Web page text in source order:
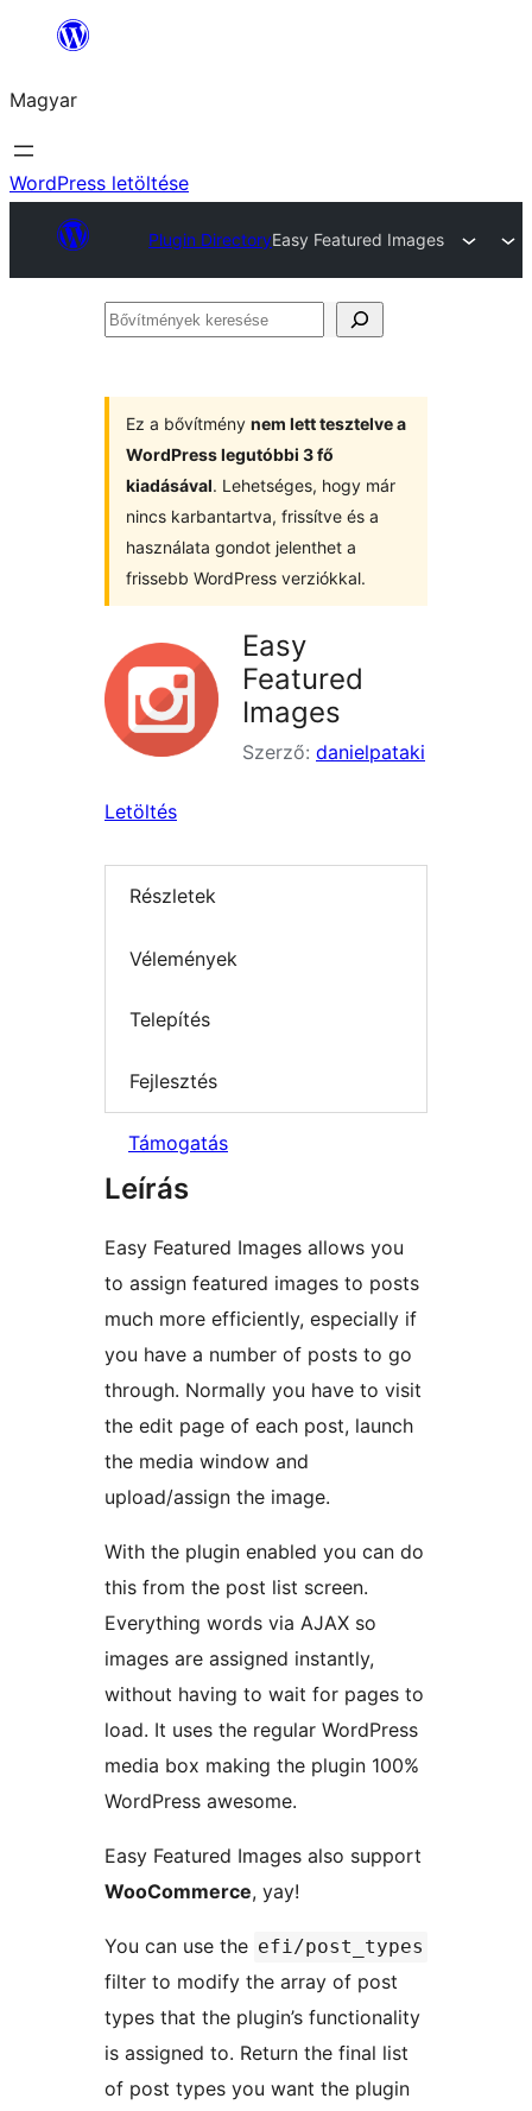
Ugrás
tartalomhoz
Magyar
WordPress letöltése
Plugin DirectoryEasy Featured Images
Bővítmények
Ez a bővítmény nem lett tesztelve a
WordPress legutóbbi 3 fő
kiadásával. Lehetséges, hogy már
nincs karbantartva, frissítve és a
használata gondot jelenthet a
frissebb WordPress verziókkal.
Easy
Featured
Images
Szerző: danielpataki
Letöltés
Részletek
Vélemények
Telepítés
Fejlesztés
Támogatás
Leírás
Easy Featured Images allows you
to assign featured images to posts
much more efficiently, especially if
you have a number of posts to go
through. Normally you have to visit
the edit page of each post, launch
the media window and
upload/assign the image.
With the plugin enabled you can do
this from the post list screen.
Everything words via AJAX so
images are assigned instantly,
without having to wait for pages to
load. It uses the regular WordPress
media box making the plugin 100%
WordPress awesome.
Easy Featured Images also support
WooCommerce, yay!
You can use the efi/post_types
filter to modify the array of post
types that the plugin’s functionality
is assigned to. Return the final list
of post types you want the plugin